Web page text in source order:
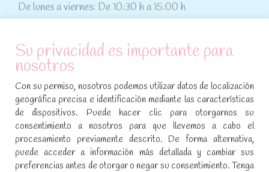
De lunes a viernes: De 10:30 h a 15:00 h
ATENCIÓN AL CLIENTE
Condiciones de compra
Aviso legal y política de privacidad
Política de cookies
SÍGUENOS EN REDES SOCIALES
Su privacidad es importante para
nosotros
Con su permiso, nosotros podemos utilizar datos de localización
geográfica precisa e identificación mediante las características
de dispositivos. Puede hacer clic para otorgarnos su
consentimiento a nosotros para que llevemos a cabo el
procesamiento previamente descrito. De forma alternativa,
puede acceder a información más detallada y cambiar sus
preferencias antes de otorgar o negar su consentimiento. Tenga